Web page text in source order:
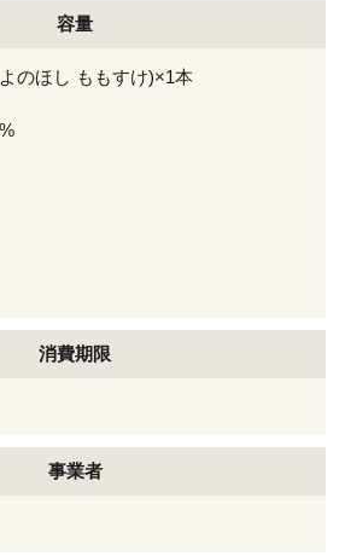
容量
のほし ももすけ)×1本
消費期限
事業者